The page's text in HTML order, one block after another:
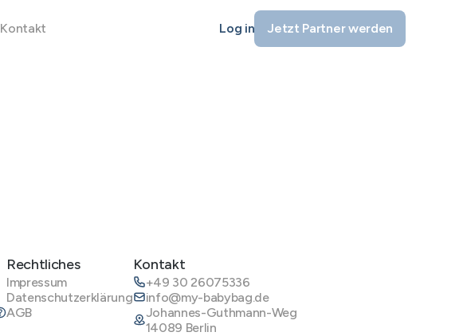
Kontakt Log in Jetzt Partner werden
Rechtliches
Impressum
Datenschutzerklärung
AGB
Kontakt
+49 30 26075336
info@my-babybag.de
Johannes-Guthmann-Weg
14089 Berlin